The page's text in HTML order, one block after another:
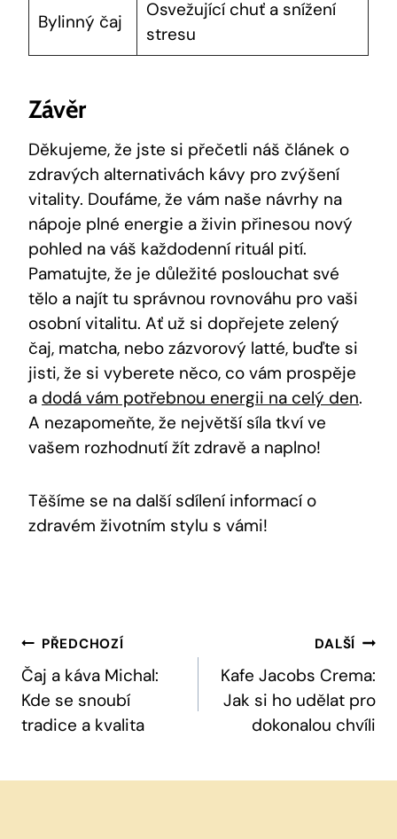
Bylinný čaj
Osvežující chuť a snížení
stresu
Závěr
Děkujeme, že jste si přečetli náš článek o
zdravých alternativách kávy pro zvýšení
vitality. Doufáme, že vám naše návrhy na
nápoje plné energie a živin přinesou nový
pohled na váš každodenní rituál pití.
Pamatujte, že je důležité poslouchat své
tělo a najít tu správnou rovnováhu pro vaši
osobní vitalitu. Ať už si dopřejete zelený
čaj, matcha, nebo zázvorový latté, buďte si
jisti, že si vyberete něco, co vám prospěje
a dodá vám potřebnou energii na celý den.
A nezapomeňte, že největší síla tkví ve
vašem rozhodnutí žít zdravě a naplno!
Těšíme se na další sdílení informací o
zdravém životním stylu s vámi!
Navigace
Pro
Příspěvek
PŘEDCHOZÍ
Čaj a káva Michal:
Kde se snoubí
tradice a kvalita
DALŠÍ
Kafe Jacobs Crema:
Jak si ho udělat pro
dokonalou chvíli